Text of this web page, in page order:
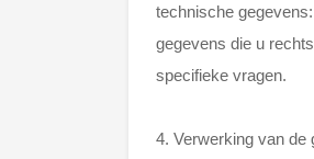
technische
gegevens die u
specifieke vragen.
4. Verwerking van de